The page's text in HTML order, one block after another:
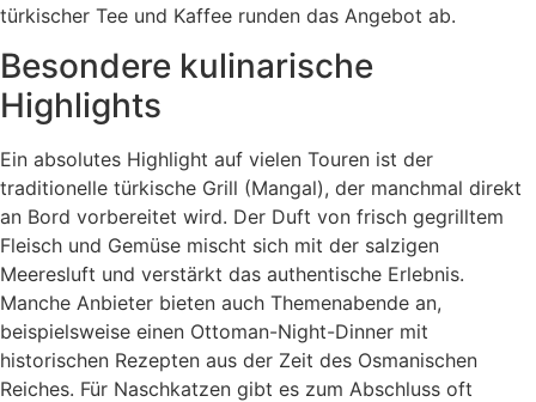
türkischer Tee und Kaffee runden das Angebot ab.
Besondere kulinarische
Highlights
Ein absolutes Highlight auf vielen Touren ist der
traditionelle türkische Grill (Mangal), der manchmal direkt
an Bord vorbereitet wird. Der Duft von frisch gegrilltem
Fleisch und Gemüse mischt sich mit der salzigen
Meeresluft und verstärkt das authentische Erlebnis.
Manche Anbieter bieten auch Themenabende an,
beispielsweise einen Ottoman-Night-Dinner mit
historischen Rezepten aus der Zeit des Osmanischen
Reiches. Für Naschkatzen gibt es zum Abschluss oft